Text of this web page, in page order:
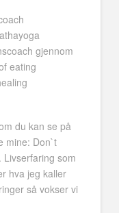
gjennom
eating
du kan se på
mine: Don`t
Livserfaring som
hva jeg kaller
så vokser vi